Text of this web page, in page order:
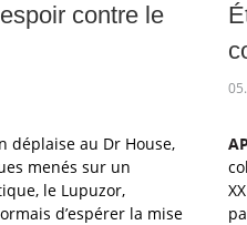
contre le
déplaise au Dr House,
menés sur un
le Lupuzor,
d’espérer la mise